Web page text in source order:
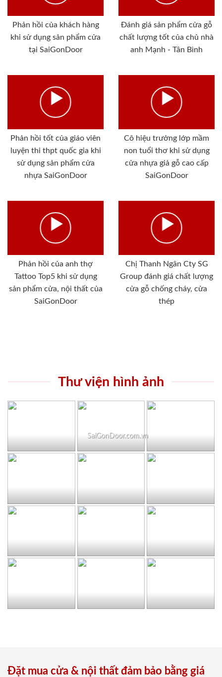
Phản hồi của khách hàng
khi sử dụng sản phẩm cửa
tại SaiGonDoor
Đánh giá sản phẩm cửa gỗ
chất lượng tốt của chủ nhà
anh Mạnh - Tân Bình
Phản hồi tốt của giáo viên
luyện thi thpt quốc gia khi
sử dụng sản phẩm cửa
nhựa SaiGonDoor
Cô hiệu trưởng lớp mầm
non tuổi thơ khi sử dụng
cửa nhựa giả gỗ cao cấp
SaiGonDoor
Phản hồi của anh thợ
Tattoo Top5 khi sử dụng
sản phẩm cửa, nội thất của
SaiGonDoor
Chị Thanh Ngân Cty SG
Group đánh giá chất lượng
cửa gỗ chống cháy, cửa
thép
Thư viện hình ảnh
SaiGonDoor.com.vn
Đặt mua cửa & nội thất đảm bảo bằng giá